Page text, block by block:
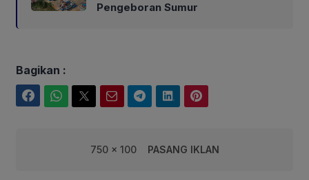
Pengeboran Sumur
Bagikan :
750 x 100 PASANG IKLAN